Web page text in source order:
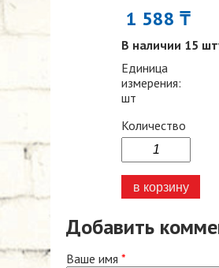
1 588 ₸
В наличии 15
Единица
измерения:
шт
Количество
Добавить
Ваше имя *